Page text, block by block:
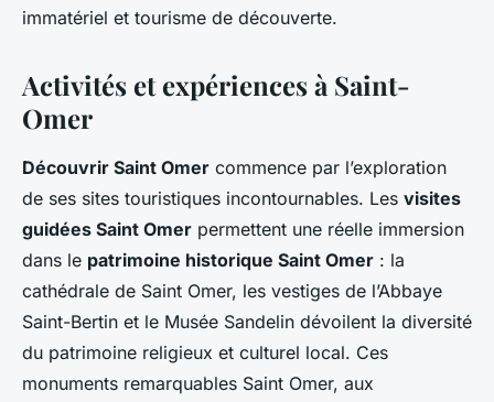
immatériel et tourisme de découverte.
Activités et expériences à Saint-
Omer
Découvrir Saint Omer commence par l’exploration
de ses sites touristiques incontournables. Les visites
guidées Saint Omer permettent une réelle immersion
dans le patrimoine historique Saint Omer : la
cathédrale de Saint Omer, les vestiges de l’Abbaye
Saint-Bertin et le Musée Sandelin dévoilent la diversité
du patrimoine religieux et culturel local. Ces
monuments remarquables Saint Omer, aux